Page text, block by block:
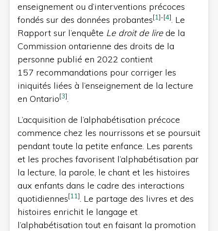
enseignement ou d’interventions précoces
fondés sur des données probantes[1]-[4]. Le
Rapport sur l’enquête Le droit de lirede la
Commission ontarienne des droits de la
personne publié en 2022 contient
157 recommandations pour corriger les
iniquités liées à l’enseignement de la lecture
en Ontario[3].
L’acquisition de l’alphabétisation précoce
commence chez les nourrissons et se poursuit
pendant toute la petite enfance. Les parents
et les proches favorisent l’alphabétisation par
la lecture, la parole, le chant et les histoires
aux enfants dans le cadre des interactions
quotidiennes[11]. Le partage des livres et des
histoires enrichit le langage et
l’alphabétisation tout en faisant la promotion